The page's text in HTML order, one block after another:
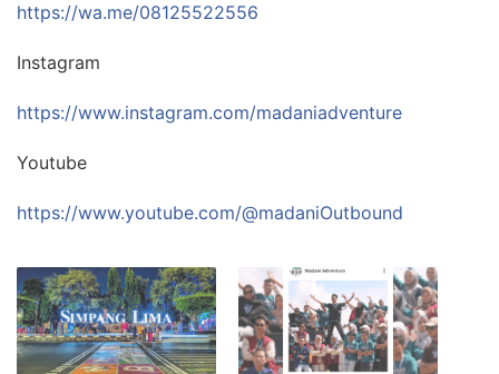
https://wa.me/08125522556
Instagram
https://www.instagram.com/madaniadventure
Youtube
https://www.youtube.com/@madaniOutbound